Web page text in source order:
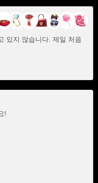
있지 않습니다. 제일 처음
!